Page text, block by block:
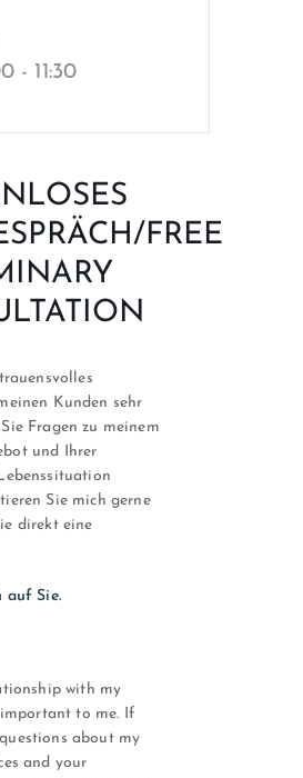
- 11:30
FREE
Kunden sehr
Fragen zu meinem
und Ihrer
Sie mich gerne
direkt eine
auf Sie.
with my
to me. If
about my
and your